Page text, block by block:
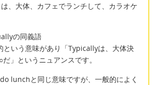
、大体、カフェでランチして、カラオケ
の同義語
いう意味があり「Typicallyは、大体決
」というニュアンスです。
lunchと同じ意味ですが、一般的によく